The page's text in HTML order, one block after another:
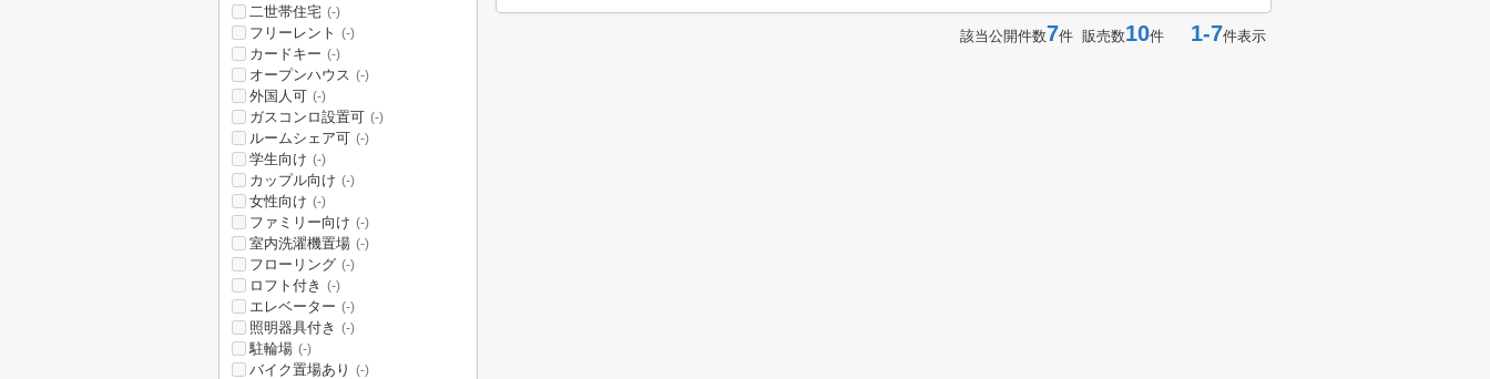
該当公開件数7件 販売数10件 1-7件表示
二世帯住宅 (-)
フリーレント (-)
カードキー (-)
オープンハウス (-)
外国人可 (-)
ガスコンロ設置可 (-)
ルームシェア可 (-)
学生向け (-)
カップル向け (-)
女性向け (-)
ファミリー向け (-)
室内洗濯機置場 (-)
フローリング (-)
ロフト付き (-)
エレベーター (-)
照明器具付き (-)
駐輪場 (-)
バイク置場あり (-)